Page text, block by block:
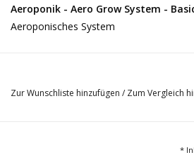
Aeroponik - Aero Grow System -
Aeroponisches System
neuartigen Pflanztechnik wird die
Zur Wunschliste hinzufügen / Zum Vergleich
*